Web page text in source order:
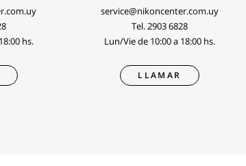
hs.
service@nikoncenter.com.uy
Tel.2903 6828
Lun/Vie de 10:00 a 18:00 hs.
LLAMAR